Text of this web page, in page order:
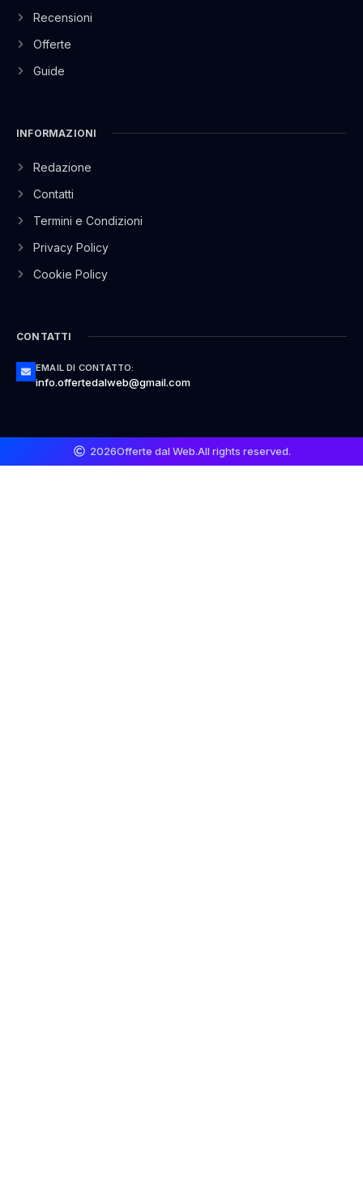
Recensioni
Offerte
Guide
INFORMAZIONI
Redazione
Contatti
Termini e Condizioni
Privacy Policy
Cookie Policy
CONTATTI
EMAIL DI CONTATTO:
info.offertedalweb@gmail.com
2026Offerte dal Web.All rights reserved.